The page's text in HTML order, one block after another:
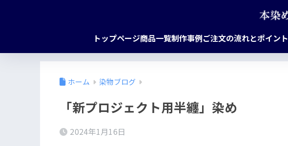
トップページ商品一覧制作事例ご注文の流れとポイント
ホーム 染物ブログ
「新プロジェクト用半纏」染め
2024年1月16日